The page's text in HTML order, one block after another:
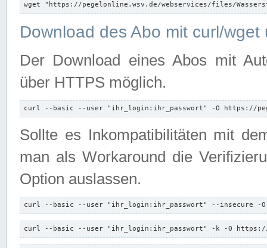
wget "https://pegelonline.wsv.de/webservices/files/
Download des Abo mit curl/
Der Download eines Abos mit
über HTTPS möglich.
curl --basic --user "ihr_login:ihr_passwort" -O https://
Sollte es Inkompatibilitäten mit
man als Workaround die
Option auslassen.
curl --basic --user "ihr_login:ihr_passwort" --insecure -
curl --basic --user "ihr_login:ihr_passwort" -k -O